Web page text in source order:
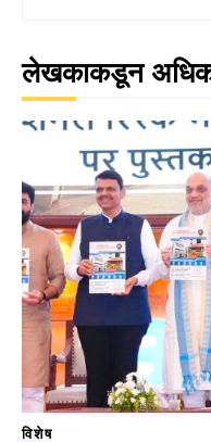
लेखकाकडून
विशेष